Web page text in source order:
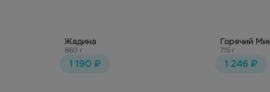
Жадина
860 г
1 190 ₽
Горячий
715 г
1 246 ₽